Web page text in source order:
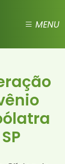
MENU